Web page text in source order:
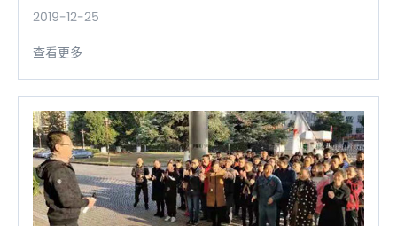
2019-12-25
查看更多